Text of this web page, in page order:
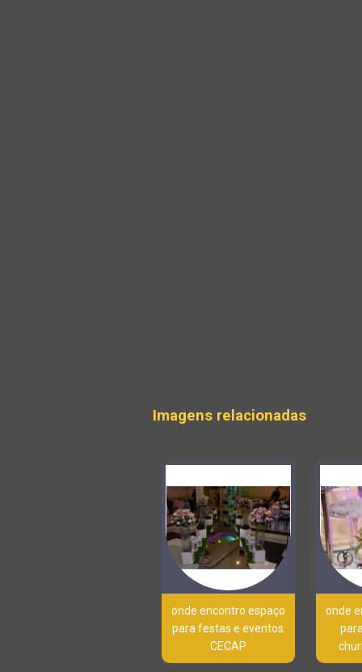
Imagens relacionadas
onde encontro espaço
para festas e eventos
CECAP
onde